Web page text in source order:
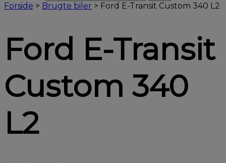
Forside > Brugte biler > Ford E-Transit Custom 340 L2
Ford E-Transit
Custom 340
L2